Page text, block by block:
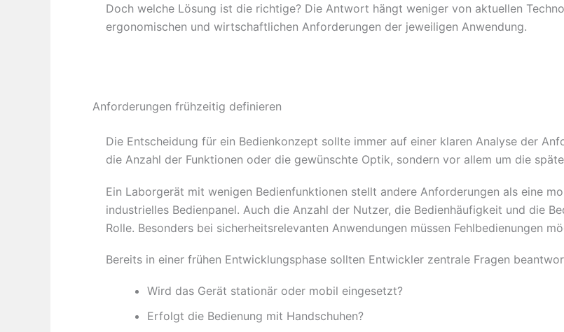
Doch welche Lösung ist die richtige? Die Antwort hängt weniger von aktuellen
ergonomischen und wirtschaftlichen Anforderungen der jeweiligen Anwendung.
Anforderungen frühzeitig definieren
Die Entscheidung für ein Bedienkonzept sollte immer auf einer klaren Analyse der
die Anzahl der Funktionen oder die gewünschte Optik, sondern vor allem um die
Ein Laborgerät mit wenigen Bedienfunktionen stellt andere Anforderungen als eine
industrielles Bedienpanel. Auch die Anzahl der Nutzer, die Bedienhäufigkeit und die
Rolle. Besonders bei sicherheitsrelevanten Anwendungen müssen Fehlbedienungen
Bereits in einer frühen Entwicklungsphase sollten Entwickler zentrale Fragen
Wird das Gerät stationär oder mobil eingesetzt?
Erfolgt die Bedienung mit Handschuhen?